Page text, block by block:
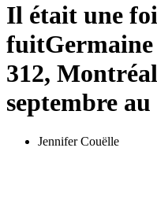
Il était une
fuit
312,
septembre
Jennifer Couëlle